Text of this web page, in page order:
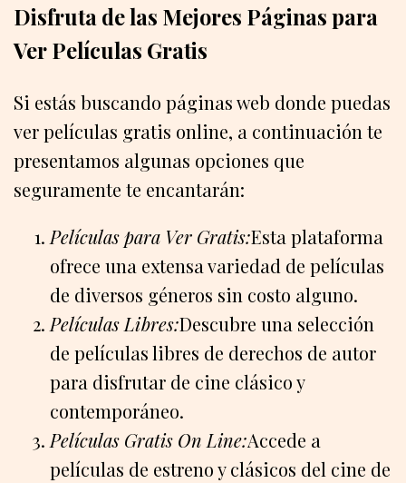
Disfruta de las Mejores Páginas para
Ver Películas Gratis
Si estás buscando páginas web donde puedas
ver películas gratis online, a continuación te
presentamos algunas opciones que
seguramente te encantarán:
Películas para Ver Gratis:Esta plataforma
ofrece una extensa variedad de películas
de diversos géneros sin costo alguno.
Películas Libres:Descubre una selección
de películas libres de derechos de autor
para disfrutar de cine clásico y
contemporáneo.
Películas Gratis On Line:Accede a
películas de estreno y clásicos del cine de